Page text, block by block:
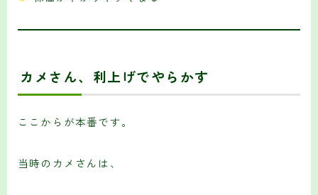
カメさん、利上げでやらかす
ここからが本番です。
当時のカメさんは、